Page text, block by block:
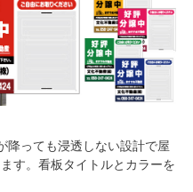
降っても浸透しない設計で屋
す。看板タイトルとカラーを